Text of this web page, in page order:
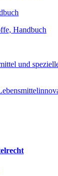
Handbuch
und